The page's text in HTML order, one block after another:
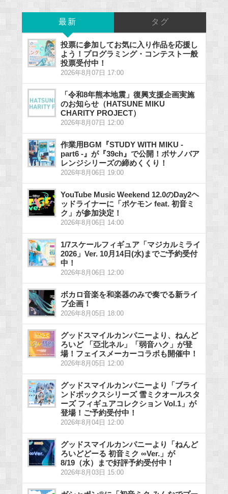
最新 タグ
投票に参加してお気に入り作品を応援し
よう！プログラミング・コンテスト一般
投票受付中！
2026年8月07日 17:00
「令和8年熊本地震」復興支援企画実施
のお知らせ（HATSUNE MIKU
CHARITY PROJECT）
2026年8月07日 12:00
作業用BGM『STUDY WITH MIKU -
part6 -』が『39ch』で公開！ボサノバア
レンジシリーズの締めくくり！
2026年8月06日 19:00
YouTube Music Weekend 12.0のDay2ヘ
ッドライナーに「ポケモン feat. 初音ミ
ク」が参加決定！
2026年8月06日 14:00
1/7スケールフィギュア「マジカルミライ
2026」Ver. 10月14日(水)までご予約受付
中！
2026年8月06日 12:00
ボカロ音楽を和楽器のみで奏でる新ライ
ブ企画！
2026年8月05日 18:00
グッドスマイルカンパニーより、ねんど
ろいど 「亞北ネル」「弱音ハク」が登
場！フェイスメーカーコラボも開催中！
2026年8月05日 12:00
グッドスマイルカンパニーより「ブライ
ンドボックスシリーズ 雪ミクオールスタ
ーズ フィギュアコレクション Vol.1」が
登場！ご予約受付中！
2026年8月04日 12:00
グッドスマイルカンパニーより「ねんど
ろいどどーる 初音ミク ∞Ver.」が
8/19（水）まで好評予約受付中！
2026年8月03日 15:00